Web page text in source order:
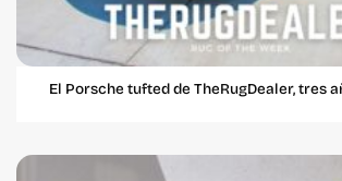
El Porsche tufted de TheRugDealer, tres